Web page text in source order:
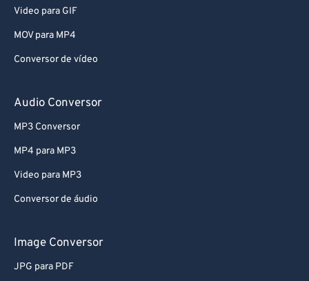
Video para GIF
MOV para MP4
Conversor de vídeo
Audio Conversor
MP3 Conversor
MP4 para MP3
Video para MP3
Conversor de áudio
Image Conversor
JPG para PDF